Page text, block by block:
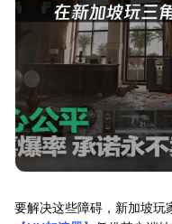
要解决这些障碍，新加坡玩